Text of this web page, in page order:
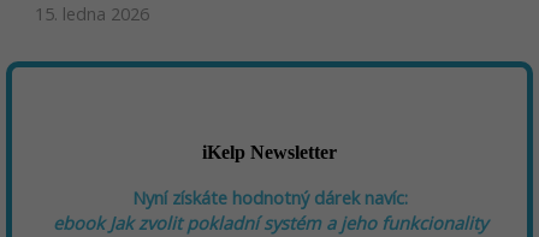
15. ledna 2026
iKelp Newsletter
Nyní získáte hodnotný dárek navíc:
ebookJak zvolit pokladní systém a jeho funkcionality